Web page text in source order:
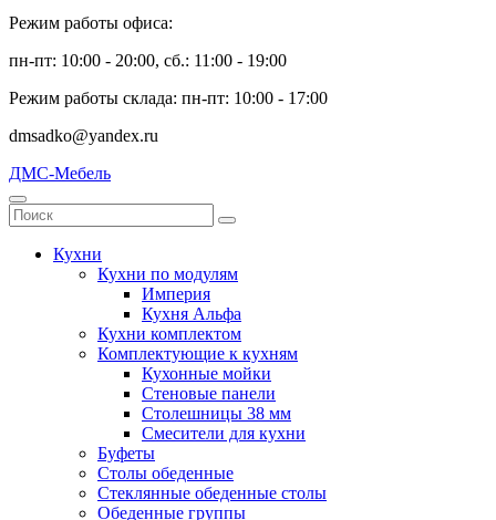
Режим работы офиса:
пн-пт: 10:00 - 20:00, сб.: 11:00 - 19:00
Режим работы склада: пн-пт: 10:00 - 17:00
dmsadko@yandex.ru
ДМС-Мебель
Кухни
Кухни по модулям
Империя
Кухня Альфа
Кухни комплектом
Комплектующие к кухням
Кухонные мойки
Стеновые панели
Столешницы 38 мм
Смесители для кухни
Буфеты
Столы обеденные
Стеклянные обеденные столы
Обеденные группы